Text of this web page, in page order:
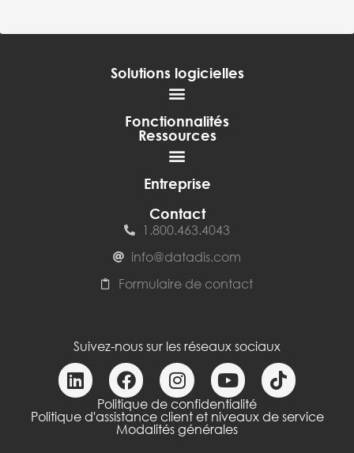
Solutions logicielles
Fonctionnalités
Ressources
Entreprise
Contact
1.800.463.4043
info@datadis.com
Formulaire de contact
Suivez-nous sur les réseaux sociaux
Politique de confidentialité
Politique d'assistance client et niveaux de service
Modalités générales